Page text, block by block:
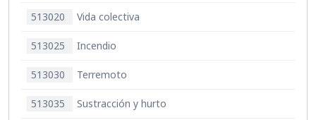
513020 Vida colectiva
513025 Incendio
513030 Terremoto
513035 Sustracción y hurto